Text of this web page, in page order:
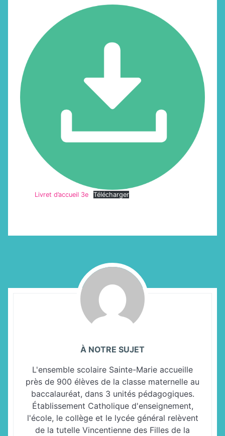
Livret d’accueil 3e Télécharger
À NOTRE SUJET
L'ensemble scolaire Sainte-Marie accueille
près de 900 élèves de la classe maternelle au
baccalauréat, dans 3 unités pédagogiques.
Établissement Catholique d'enseignement,
l'école, le collège et le lycée général relèvent
de la tutelle Vincentienne des Filles de la